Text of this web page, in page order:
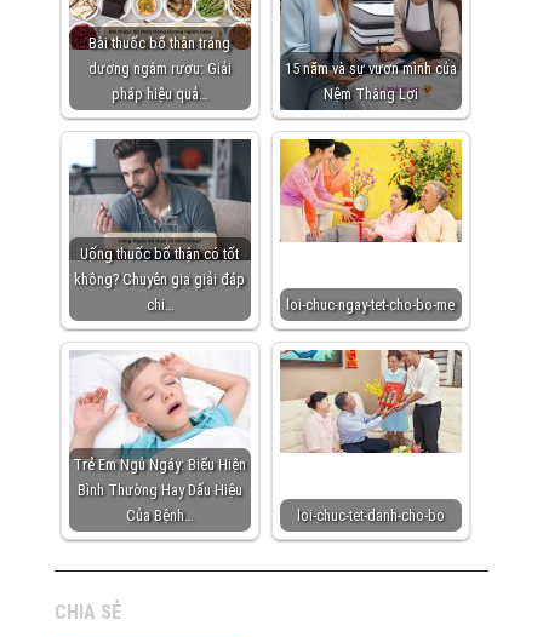
Bài thuốc bổ thận tráng
dương ngâm rượu: Giải
pháp hiệu quả…
15 năm và sự vươn mình của
Nệm Thắng Lợi
Uống thuốc bổ thận có tốt
không? Chuyên gia giải đáp
chi…
loi-chuc-ngay-tet-cho-bo-me
Trẻ Em Ngủ Ngáy: Biểu Hiện
Bình Thường Hay Dấu Hiệu
Của Bệnh…
loi-chuc-tet-danh-cho-bo
CHIA SẺ